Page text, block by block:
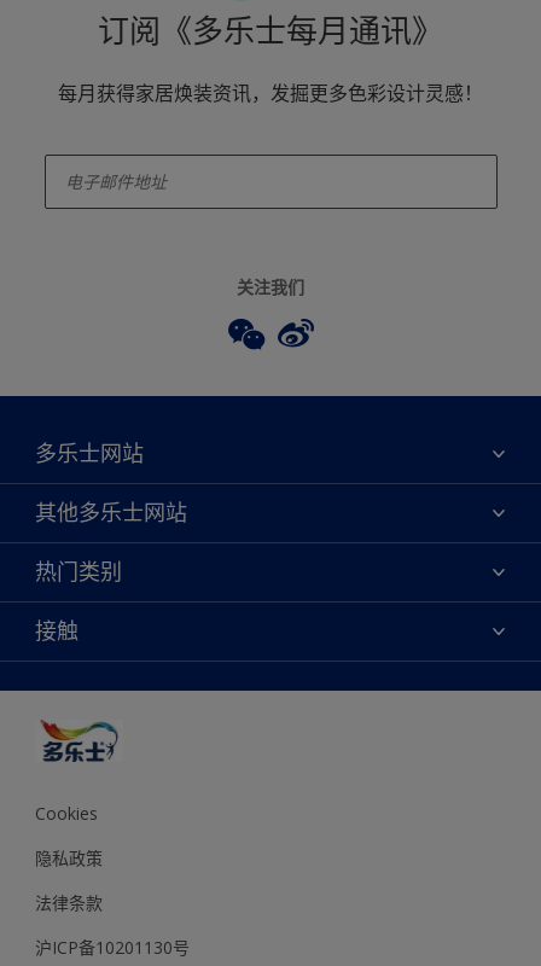
订阅《多乐士每月通讯》
每月获得家居焕装资讯，发掘更多色彩设计灵感！
关注我们
多乐士网站
关于我们
联系我们
查找店铺
绿色工厂
其他多乐士网站
焕新服务
多乐士专业
天猫官方旗舰店
抖音官方旗舰店
热门类别
颜色
产品
创意灵感
装修建议
可持续发展
多乐士2025年度色彩 - 金盏黄
接触
颜色准确性
Cookies
隐私政策
法律条款
沪ICP备10201130号